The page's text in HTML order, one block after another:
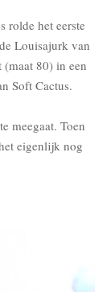
rolde het eerste
Louisajurk van
80) in een
Soft Cactus.
meegaat. Toen
eigenlijk nog